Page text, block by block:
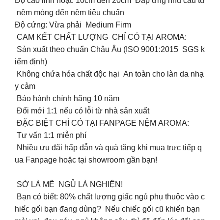
nệm mỏng đến nệm tiêu chuẩn
Độ cứng: Vừa phải Medium Firm
CAM KẾT CHẤT LƯỢNG CHỈ CÓ TẠI AROMA:
Sản xuất theo chuẩn Châu Âu (ISO 9001:2015 SGS k
iểm định)
Không chứa hóa chất độc hại An toàn cho làn da nhạ
y cảm
Bảo hành chính hãng 10 năm
Đổi mới 1:1 nếu có lỗi từ nhà sản xuất
ĐẶC BIỆT CHỈ CÓ TẠI FANPAGE NỆM AROMA:
Tư vấn 1:1 miễn phí
Nhiều ưu đãi hấp dẫn và quà tặng khi mua trực tiếp q
ua Fanpage hoặc tại showroom gần bạn!
SỜ LÀ MÊ NGỦ LÀ NGHIỆN!
Bạn có biết: 80% chất lượng giấc ngủ phụ thuộc vào c
hiếc gối bạn đang dùng? Nếu chiếc gối cũ khiến bạn